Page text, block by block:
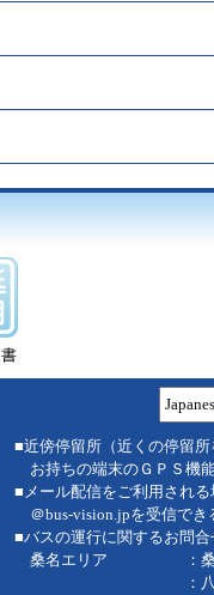
■近傍停留所（近くの停留所
お持ちの端末のＧＰＳ機
■メール配信をご利用される
＠bus-vision.jpを受信でき
■バスの運行に関するお問合
桑名エリア ：桑名
：八風バス